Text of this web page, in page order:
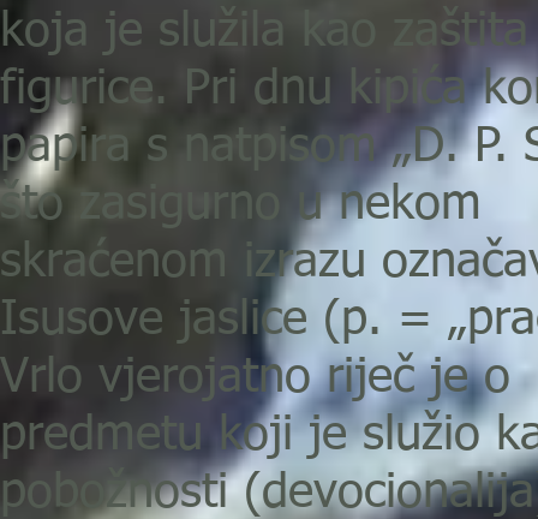
koja je služila kao
figurice. Pri dnu kipića
papira s natpisom „D. P.
što zasigurno u nekom
skraćenom izrazu
Isusove jaslice (p. =
Vrlo vjerojatno riječ je o
predmetu koji je služio
pobožnosti